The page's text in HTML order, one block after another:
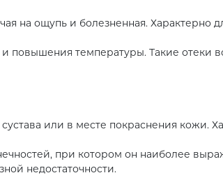
на ощупь и болезненная. Характерно
повышения температуры. Такие отеки
или в месте покраснения кожи.
при котором он наиболее
недостаточности.